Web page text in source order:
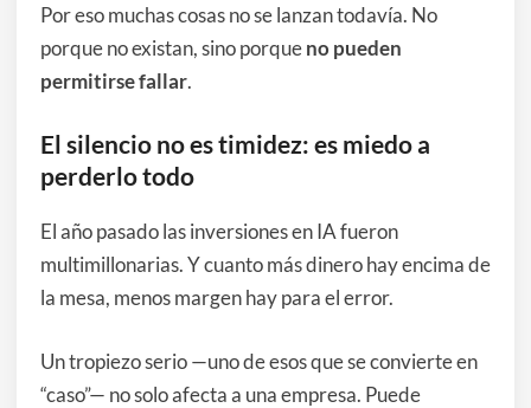
Por eso muchas cosas no se lanzan todavía. No
porque no existan, sino porqueno pueden
permitirse fallar.
El silencio no es timidez: es miedo a
perderlo todo
El año pasado las inversiones en IA fueron
multimillonarias. Y cuanto más dinero hay encima de
la mesa, menos margen hay para el error.
Un tropiezo serio —uno de esos que se convierte en
“caso”— no solo afecta a una empresa. Puede